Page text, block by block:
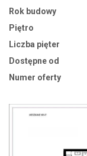
Rok budowy
Piętro
Liczba pięter
Dostępne od
Numer oferty